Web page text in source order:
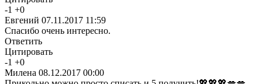
-1 +0
Евгений 07.11.2017 11:59
Спасибо очень интересно.
Ответить
Цитировать
-1 +0
Милена 08.12.2017 00:00